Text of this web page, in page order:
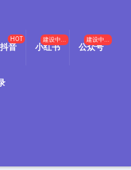
抖音
HOT
小红书
建设中...
公众号
建设中...